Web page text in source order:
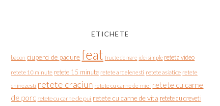
ETICHETE
bacon ciuperci de padure feat fructe de mare idei simple reteta video
retete 10 minute retete 15 minute retete ardelenesti retete asiatice retete
chinezesti retete craciun retete cu carne de miel retete cu carne
de porc retete cu carne de pui retete cu carne de vita retete cu creveti